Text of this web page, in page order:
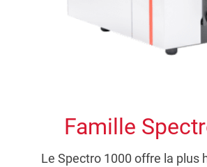
Famille
Le Spectro 1000 offre la plus